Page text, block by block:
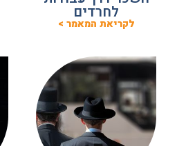
לחרדים
לקריאת המאמר >